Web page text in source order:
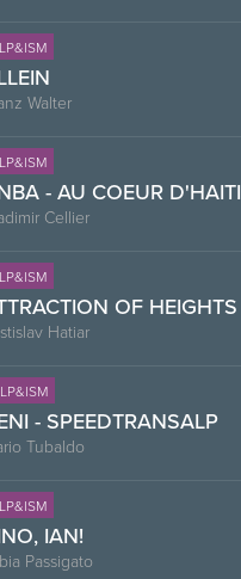
Walter
- AU COEUR D'HAITI
Cellier
OF HEIGHTS
Hatiar
- SPEEDTRANSALP
Tubaldo
IAN!
Passigato